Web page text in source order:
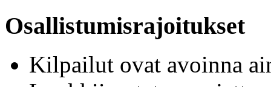
Osallistumisrajoitukset
Kilpailut ovat avoinna